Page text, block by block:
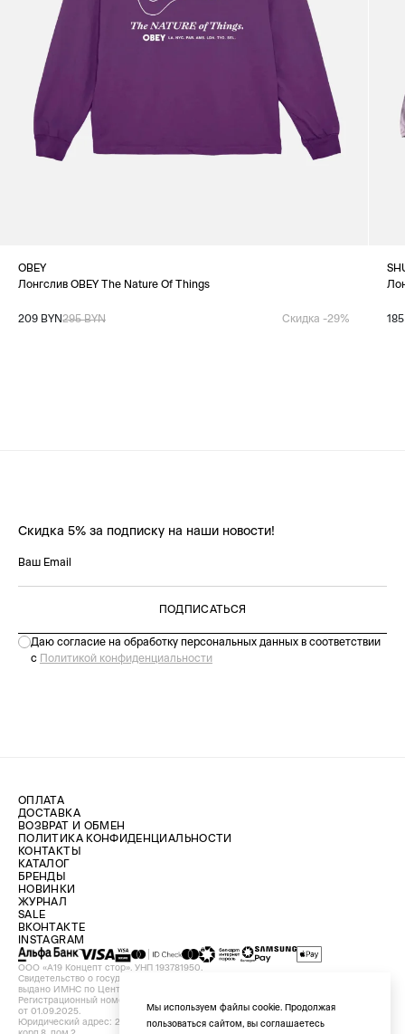
OBEY
Лонгслив OBEY The Nature Of Things
209 BYN295 BYN Скидка -29%
Скидка 5% за подписку на наши новости!
ПОДПИСАТЬСЯ
Даю согласие на обработку персональных данных в соответствии
с Политикой конфиденциальности
ООО «А19 Концепт стор». УНП 193781950.
Свидетельство о государственной регистрации №193781950 от 09.08.2024,
выдано ИМНС по Центральному району г. Минска.
Регистрационный номер в Торговом реестре Республики Беларусь №756898
от 01.09.2025.
Юридический адрес: 220029, Республика Беларусь, г. Минск, ул. Красная, д.7,
ОПЛАТА
ДОСТАВКА
ВОЗВРАТ И ОБМЕН
ПОЛИТИКА КОНФИДЕНЦИАЛЬНОСТИ
КОНТАКТЫ
ВКОНТАКТЕ
INSTAGRAM
КАТАЛОГ
БРЕНДЫ
НОВИНКИ
ЖУРНАЛ
SALE
Мы используем файлы cookie. Продолжая
пользоваться сайтом, вы соглашаетесь